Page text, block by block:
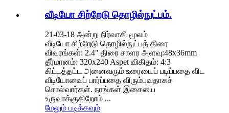
வீடியோ சிற்றேடு தொழில்நுட்பம்.
21-03-18 அன்று நிர்வாகி மூலம்
வீடியோ சிற்றேடு தொழில்நுட்பத் திரை
விவரங்கள்: 2.4" திரை சாளர அளவு:48x36mm
தீர்மானம்: 320x240 Aspet விகிதம்: 4:3
கிட்டத்தட்ட அனைவரும் உரையைப் படிப்பதை விட
வீடியோவைப் பார்ப்பதை விரும்புவதாகச்
சொல்வார்கள். நாங்கள் இசையை
உருவாக்குகிறோம் ...
மேலும் படிக்கவும்